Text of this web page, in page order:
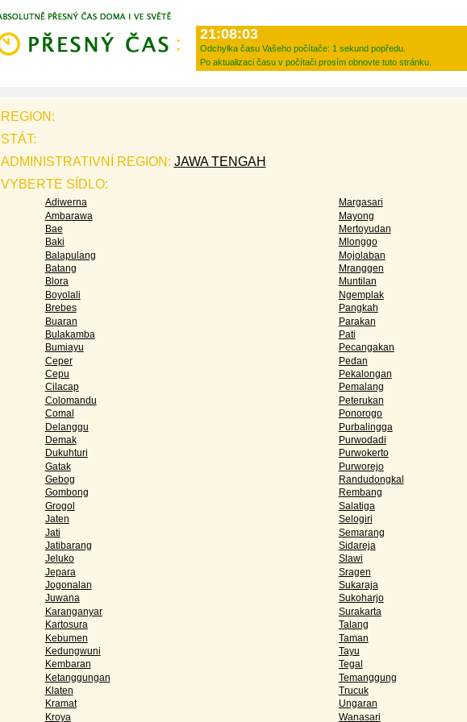
21:08:03
Odchylka času Vašeho počítače: 1 sekund popředu.
Po aktualizaci času v počítači prosím obnovte tuto stránku.
REGION:
STÁT:
ADMINISTRATIVNÍ REGION: JAWA TENGAH
VYBERTE SÍDLO:
Adiwerna
Ambarawa
Bae
Baki
Balapulang
Batang
Blora
Boyolali
Brebes
Buaran
Bulakamba
Bumiayu
Ceper
Cepu
Cilacap
Colomandu
Comal
Delanggu
Demak
Dukuhturi
Gatak
Gebog
Gombong
Grogol
Jaten
Jati
Jatibarang
Jeluko
Jepara
Jogonalan
Juwana
Karanganyar
Kartosura
Kebumen
Kedungwuni
Kembaran
Ketanggungan
Klaten
Kramat
Kroya
Margasari
Mayong
Mertoyudan
Mlonggo
Mojolaban
Mranggen
Muntilan
Ngemplak
Pangkah
Parakan
Pati
Pecangakan
Pedan
Pekalongan
Pemalang
Peterukan
Ponorogo
Purbalingga
Purwodadi
Purwokerto
Purworejo
Randudongkal
Rembang
Salatiga
Selogiri
Semarang
Sidareja
Slawi
Sragen
Sukaraja
Sukoharjo
Surakarta
Talang
Taman
Tayu
Tegal
Temanggung
Trucuk
Ungaran
Wanasari